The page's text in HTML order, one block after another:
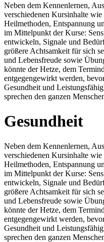
Neben dem Kennenlernen,
verschiedenen Kursinhalte
Heilmethoden, Entspannung
im Mittelpunkt der Kurse:
entwickeln, Signale und
größere Achtsamkeit für sich
und Lebensfreude sowie
könnte der Hetze, dem
entgegengewirkt werden,
Gesundheit und
sprechen den ganzen
Gesundheit
Neben dem Kennenlernen,
verschiedenen Kursinhalte
Heilmethoden, Entspannung
im Mittelpunkt der Kurse:
entwickeln, Signale und
größere Achtsamkeit für sich
und Lebensfreude sowie
könnte der Hetze, dem
entgegengewirkt werden,
Gesundheit und
sprechen den ganzen